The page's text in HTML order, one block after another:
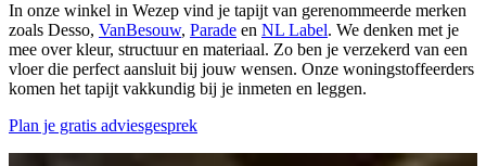
In onze winkel in Wezep vind je tapijt van gerenommeerde merken
zoals Desso, VanBesouw, Parade en NL Label. We denken met je
mee over kleur, structuur en materiaal. Zo ben je verzekerd van een
vloer die perfect aansluit bij jouw wensen. Onze woningstoffeerders
komen het tapijt vakkundig bij je inmeten en leggen.
Plan je gratis adviesgesprek